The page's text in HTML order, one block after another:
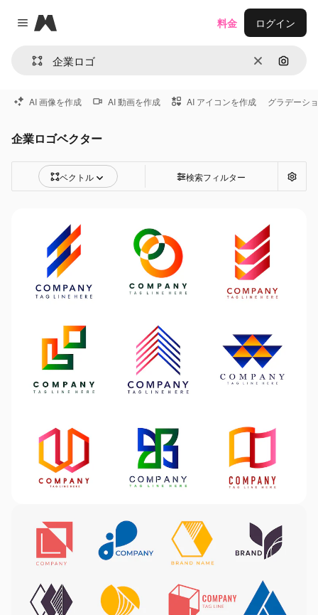
Close menu
Magnific
消去 画像で
料金 ログイン
AI 画像を作成 AI 動画を作成 AI アイコンを作成 グラデーシ
企業ロゴベクター
ベクトル 検索フィルター